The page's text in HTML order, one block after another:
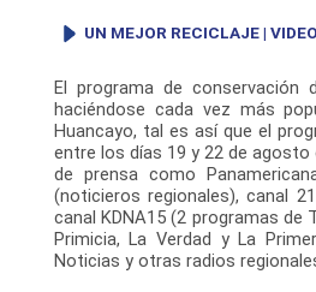
UN MEJOR RECICLAJE | VIDEO
El programa de conservación
haciéndose cada vez más
Huancayo, tal es así que el
entre los días 19 y 22 de
de prensa como
(noticieros regionales), canal
canal KDNA15 (2 programas de
Primicia, La Verdad y La
Noticias y otras radios